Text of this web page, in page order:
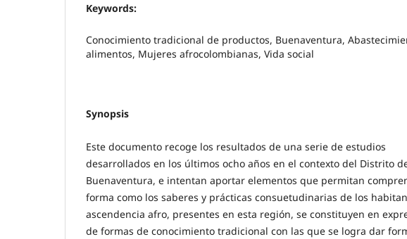
Keywords:
Conocimiento tradicional de productos, Buenaventura,
alimentos, Mujeres afrocolombianas, Vida social
Synopsis
Este documento recoge los resultados de una serie de estudios
desarrollados en los últimos ocho años en el contexto del Distrito
Buenaventura, e intentan aportar elementos que permitan
forma como los saberes y prácticas consuetudinarias de los
ascendencia afro, presentes en esta región, se constituyen en
de formas de conocimiento tradicional con las que se logra dar